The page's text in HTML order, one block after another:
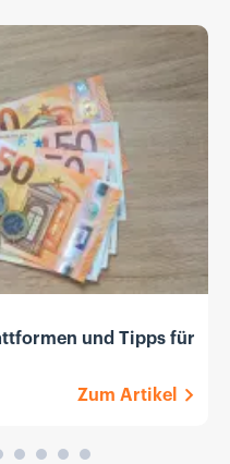
und Tipps für
Zum Artikel